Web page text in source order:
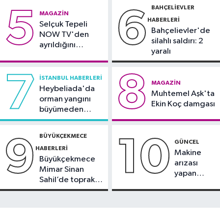
Sitesi'ndeki yangın söndürüldü: İş
yeri kullanılamaz hale geldi
5 MAGAZIN
Selçuk Tepeli
NOW TV'den
ayrıldığını
6 BAHÇELIEVLER
HABERLERI
Bahçelievler'de
silahlı saldırı: 2
yaralı
7 İSTANBUL HABERLERI
Heybeliada'da
orman yangını
büyümeden
söndürüldü
8 MAGAZIN
Muhtemel Aşk'ta
Ekin Koç damgası
9 BÜYÜKÇEKMECE
HABERLERI
Büyükçekmece
Mimar Sinan
Sahil’de toprak
kayması
10 GÜNCEL
Makine
arızası
yapan